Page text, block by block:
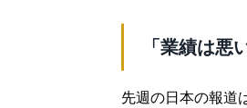
「業績は悪
先週の日本の報道